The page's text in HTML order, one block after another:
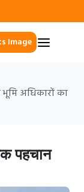
Events Image
अधिकारों का
पहचान